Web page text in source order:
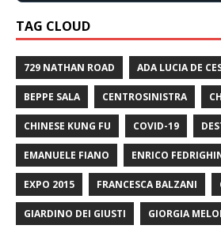
TAG CLOUD
729 NATHAN ROAD ADA LUCIA DE
BEPPE SALA CENTROSINISTRA
CHINESE KUNG FU COVID-19
EMANUELE FIANO ENRICO
EXPO 2015 FRANCESCA BALZANI
GIARDINO DEI GIUSTI GIORGIA